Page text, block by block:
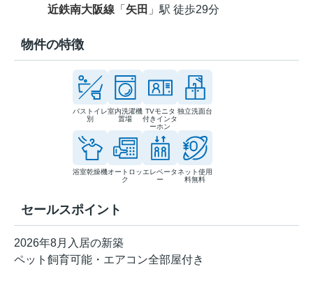
近鉄南大阪線 「 矢田 」駅 徒歩29分
物件の特徴
バストイレ
別
室内洗濯機
置場
TVモニタ
付きインタ
ーホン
独立洗面台
浴室乾燥機オートロッ
ク
エレベータ
ー
ネット使用
料無料
セールスポイント
2026年8月入居の新築
ペット飼育可能・エアコン全部屋付き